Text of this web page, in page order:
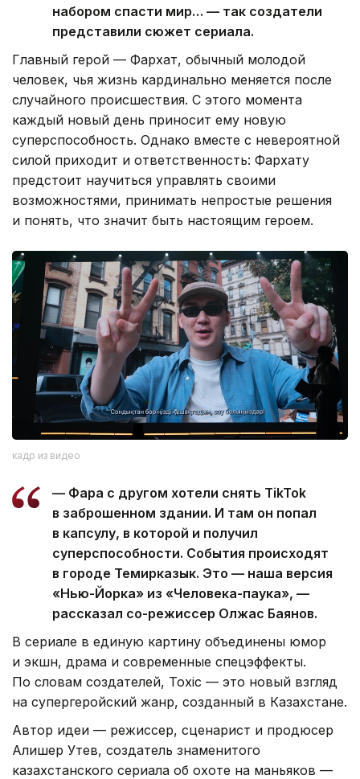
набором спасти мир… — так создатели
представили сюжет сериала.
Главный герой — Фархат, обычный молодой
человек, чья жизнь кардинально меняется после
случайного происшествия. С этого момента
каждый новый день приносит ему новую
суперспособность. Однако вместе с невероятной
силой приходит и ответственность: Фархату
предстоит научиться управлять своими
возможностями, принимать непростые решения
и понять, что значит быть настоящим героем.
кадр из видео
— Фара с другом хотели снять TikTok
в заброшенном здании. И там он попал
в капсулу, в которой и получил
суперспособности. События происходят
в городе Темирказык. Это — наша версия
«Нью-Йорка» из «Человека-паука», —
рассказал со-режиссер Олжас Баянов.
В сериале в единую картину объединены юмор
и экшн, драма и современные спецэффекты.
По словам создателей, Toxic — это новый взгляд
на супергеройский жанр, созданный в Казахстане.
Автор идеи — режиссер, сценарист и продюсер
Алишер Утев, создатель знаменитого
казахстанского сериала об охоте на маньяков —